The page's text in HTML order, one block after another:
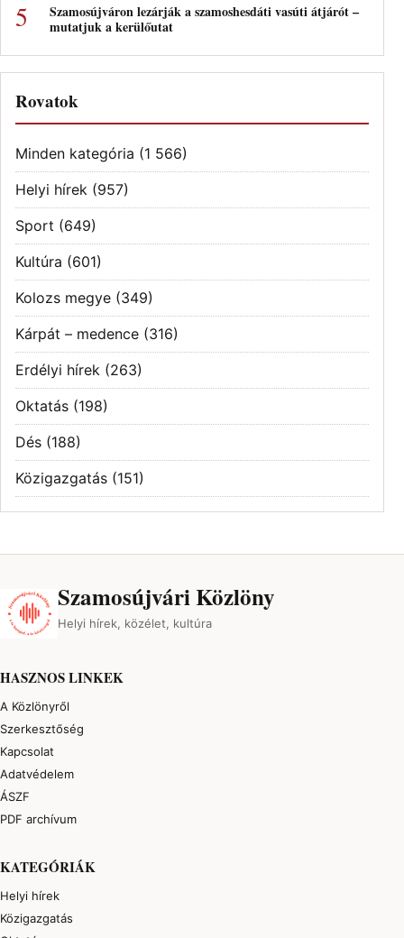
Szamosújváron lezárják a szamoshesdáti vasúti átjárót –
mutatjuk a kerülőutat
Rovatok
Minden kategória (1 566)
Helyi hírek (957)
Sport (649)
Kultúra (601)
Kolozs megye (349)
Kárpát – medence (316)
Erdélyi hírek (263)
Oktatás (198)
Dés (188)
Közigazgatás (151)
Szamosújvári Közlöny
Helyi hírek, közélet, kultúra
HASZNOS LINKEK
A Közlönyről
Szerkesztőség
Kapcsolat
Adatvédelem
ÁSZF
PDF archívum
KATEGÓRIÁK
Helyi hírek
Közigazgatás